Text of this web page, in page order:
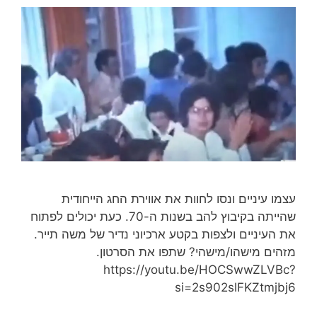
עצמו עיניים ונסו לחוות את אווירת החג הייחודית
שהייתה בקיבוץ להב בשנות ה-70. כעת יכולים לפתוח
את העיניים ולצפות בקטע ארכיוני נדיר של משה תייר.
מזהים מישהו/מישהי? שתפו את הסרטון.
https://youtu.be/HOCSwwZLVBc?
si=2s902slFKZtmjbj6